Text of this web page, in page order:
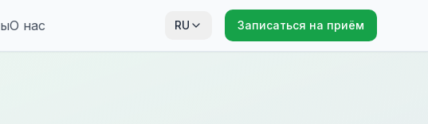
О нас RU Записаться на приём